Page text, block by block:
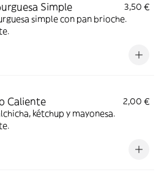
Simple
3,50 €
simple con pan brioche.
Caliente
2,00 €
kétchup y mayonesa.